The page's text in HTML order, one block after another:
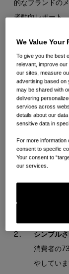
ス
的なブランドの
者動向レポート、
と精神的なウェ
作る影響 を探り
ケアの新しい視点
Kenvue.com/
す。
ルーティ
世界中の
ルケアを
グのため
シンプル
消費者の
やしてい
We Value Your
To give you the best
relevant, improve
our sites, measure
advertising based on
may be shared with
delivering
services across
details about our
sensitive data in
For more
consent to specific
Your consent to
our services.